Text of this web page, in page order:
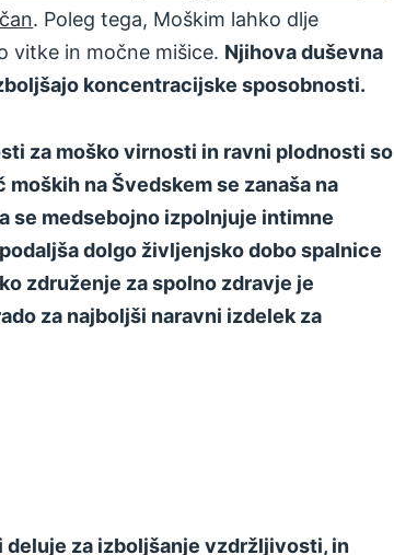
. Poleg tega, Moškim lahko dlje
vitke in močne mišice. Njihova duševna
koncentracijske sposobnosti.
za moško virnosti in ravni plodnosti so
na Švedskem se zanaša na
se medsebojno izpolnjuje intimne
dolgo življenjsko dobo spalnice
združenje za spolno zdravje je
za najboljši naravni izdelek za
deluje za izboljšanje vzdržljivosti, in